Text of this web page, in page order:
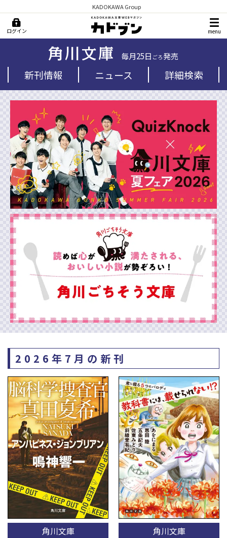
KADOKAWA Group
ログイン menu
毎月25日 ごろ発売
新刊情報 ニュース 詳細検索
2026年7月の新刊
角川文庫 角川文庫